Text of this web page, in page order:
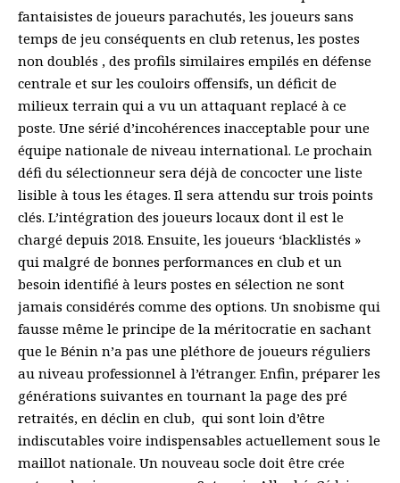
fantaisistes de joueurs parachutés, les joueurs sans
temps de jeu conséquents en club retenus, les postes
non doublés , des profils similaires empilés en défense
centrale et sur les couloirs offensifs, un déficit de
milieux terrain qui a vu un attaquant replacé à ce
poste. Une sérié d’incohérences inacceptable pour une
équipe nationale de niveau international. Le prochain
défi du sélectionneur sera déjà de concocter une liste
lisible à tous les étages. Il sera attendu sur trois points
clés. L’intégration des joueurs locaux dont il est le
chargé depuis 2018. Ensuite, les joueurs ‘blacklistés »
qui malgré de bonnes performances en club et un
besoin identifié à leurs postes en sélection ne sont
jamais considérés comme des options. Un snobisme qui
fausse même le principe de la méritocratie en sachant
que le Bénin n’a pas une pléthore de joueurs réguliers
au niveau professionnel à l’étranger. Enfin, préparer les
générations suivantes en tournant la page des pré
retraités, en déclin en club, qui sont loin d’être
indiscutables voire indispensables actuellement sous le
maillot nationale. Un nouveau socle doit être crée